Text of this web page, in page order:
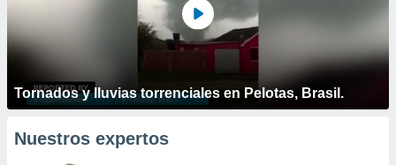
Tornados y lluvias torrenciales en Pelotas, Brasil.
Nuestros expertos